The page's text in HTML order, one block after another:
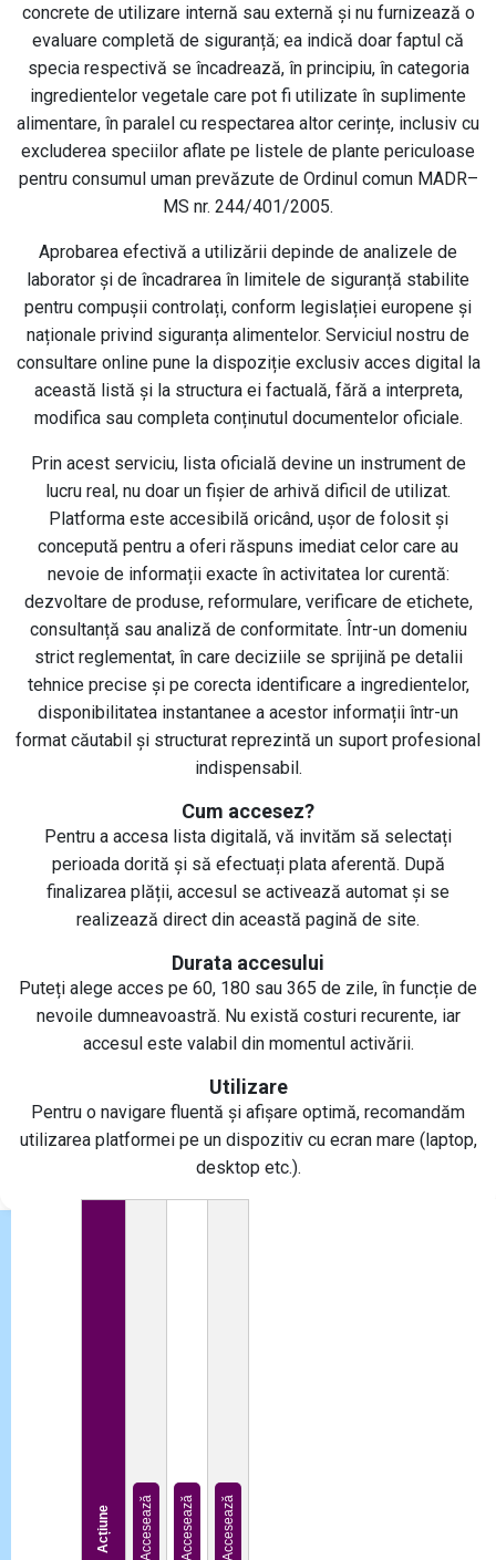
concrete de utilizare internă sau externă și nu furnizează o
evaluare completă de siguranță; ea indică doar faptul că
specia respectivă se încadrează, în principiu, în categoria
ingredientelor vegetale care pot fi utilizate în suplimente
alimentare, în paralel cu respectarea altor cerințe, inclusiv cu
excluderea speciilor aflate pe listele de plante periculoase
pentru consumul uman prevăzute de Ordinul comun MADR–
MS nr. 244/401/2005.
Aprobarea efectivă a utilizării depinde de analizele de
laborator și de încadrarea în limitele de siguranță stabilite
pentru compușii controlați, conform legislației europene și
naționale privind siguranța alimentelor. Serviciul nostru de
consultare online pune la dispoziție exclusiv acces digital la
această listă și la structura ei factuală, fără a interpreta,
modifica sau completa conținutul documentelor oficiale.
Prin acest serviciu, lista oficială devine un instrument de
lucru real, nu doar un fișier de arhivă dificil de utilizat.
Platforma este accesibilă oricând, ușor de folosit și
concepută pentru a oferi răspuns imediat celor care au
nevoie de informații exacte în activitatea lor curentă:
dezvoltare de produse, reformulare, verificare de etichete,
consultanță sau analiză de conformitate. Într-un domeniu
strict reglementat, în care deciziile se sprijină pe detalii
tehnice precise și pe corecta identificare a ingredientelor,
disponibilitatea instantanee a acestor informații într-un
format căutabil și structurat reprezintă un suport profesional
indispensabil.
Cum accesez?
Pentru a accesa lista digitală, vă invităm să selectați
perioada dorită și să efectuați plata aferentă. După
finalizarea plății, accesul se activează automat și se
realizează direct din această pagină de site.
Durata accesului
Puteți alege acces pe 60, 180 sau 365 de zile, în funcție de
nevoile dumneavoastră. Nu există costuri recurente, iar
accesul este valabil din momentul activării.
Utilizare
Pentru o navigare fluentă și afișare optimă, recomandăm
utilizarea platformei pe un dispozitiv cu ecran mare (laptop,
desktop etc.).
Acțiune Accesează Accesează Accesează
Trimite